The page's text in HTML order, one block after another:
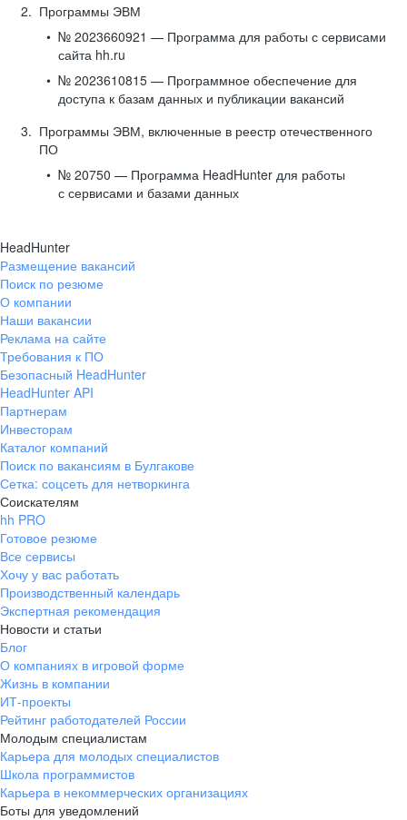
Программы ЭВМ
№ 2023660921 — Программа для работы с сервисами
сайта hh.ru
№ 2023610815 — Программное обеспечение для
доступа к базам данных и публикации вакансий
Программы ЭВМ, включенные в реестр отечественного
ПО
№ 20750 — Программа HeadHunter для работы
с сервисами и базами данных
HeadHunter
Размещение вакансий
Поиск по резюме
О компании
Наши вакансии
Реклама на сайте
Требования к ПО
Безопасный HeadHunter
HeadHunter API
Партнерам
Инвесторам
Каталог компаний
Поиск по вакансиям в Булгакове
Сетка: соцсеть для нетворкинга
Соискателям
hh PRO
Готовое резюме
Все сервисы
Хочу у вас работать
Производственный календарь
Экспертная рекомендация
Новости и статьи
Блог
О компаниях в игровой форме
Жизнь в компании
ИТ-проекты
Рейтинг работодателей России
Молодым специалистам
Карьера для молодых специалистов
Школа программистов
Карьера в некоммерческих организациях
Боты для уведомлений